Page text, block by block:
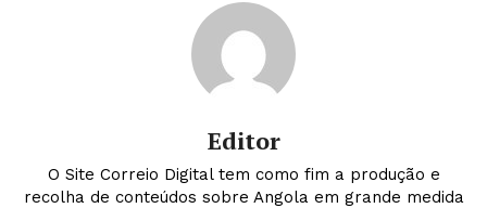
Editor
O Site Correio Digital tem como fim a produção e
recolha de conteúdos sobre Angola em grande medida